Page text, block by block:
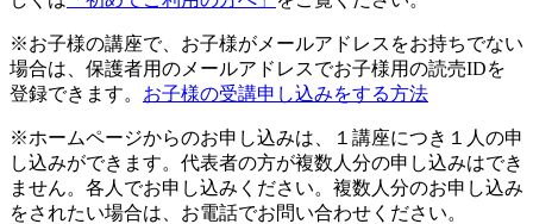
※お子様の講座で、お子様がメールアドレスをお持ちでない
場合は、保護者用のメールアドレスでお子様用の読売IDを
登録できます。 お子様の受講申し込みをする方法
※ホームページからのお申し込みは、１講座につき１人の申
し込みができます。代表者の方が複数人分の申し込みはでき
ません。各人でお申し込みください。複数人分のお申し込み
をされたい場合は、お電話でお問い合わせください。